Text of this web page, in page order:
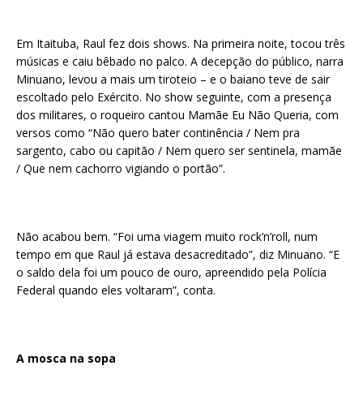
Em Itaituba, Raul fez dois shows. Na primeira noite, tocou três
músicas e caiu bêbado no palco. A decepção do público, narra
Minuano, levou a mais um tiroteio – e o baiano teve de sair
escoltado pelo Exército. No show seguinte, com a presença
dos militares, o roqueiro cantou Mamãe Eu Não Queria, com
versos como “Não quero bater continência / Nem pra
sargento, cabo ou capitão / Nem quero ser sentinela, mamãe
/ Que nem cachorro vigiando o portão”.
Não acabou bem. “Foi uma viagem muito rock’n’roll, num
tempo em que Raul já estava desacreditado”, diz Minuano. “E
o saldo dela foi um pouco de ouro, apreendido pela Polícia
Federal quando eles voltaram”, conta.
A mosca na sopa